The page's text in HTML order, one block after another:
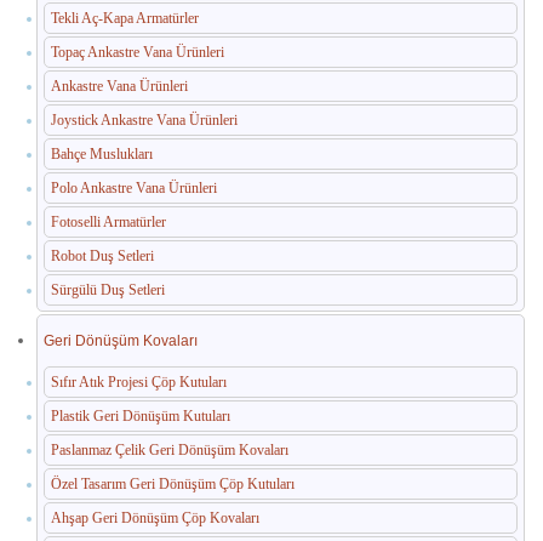
Havuz Duş Kulesi & Sahil Duş Kulesi
Açık Alan Su Çeşmesi(Sebil)
Medikal Ekipmanlar
Paslanmaz Havuz Ekipmanları
🛒 TEKLIF SEPETIM
İLETIŞIM
Tekli Aç-Kapa Armatürler
Topaç Ankastre Vana Ürünleri
Ankastre Vana Ürünleri
Joystick Ankastre Vana Ürünleri
Bahçe Muslukları
Polo Ankastre Vana Ürünleri
Fotoselli Armatürler
Robot Duş Setleri
Sürgülü Duş Setleri
Geri Dönüşüm Kovaları
Sıfır Atık Projesi Çöp Kutuları
Plastik Geri Dönüşüm Kutuları
Paslanmaz Çelik Geri Dönüşüm Kovaları
Özel Tasarım Geri Dönüşüm Çöp Kutuları
Ahşap Geri Dönüşüm Çöp Kovaları